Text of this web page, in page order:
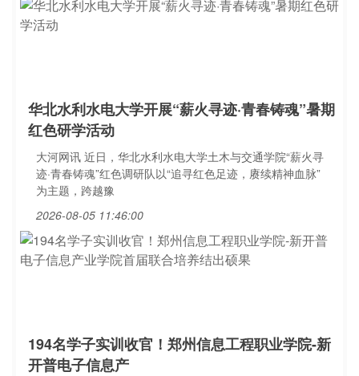
华北水利水电大学开展“薪火寻迹·青春铸魂”暑期
红色研学活动
大河网讯 近日，华北水利水电大学土木与交通学院“薪火寻
迹·青春铸魂”红色调研队以“追寻红色足迹，赓续精神血脉”
为主题，跨越豫
2026-08-05 11:46:00
194名学子实训收官！郑州信息工程职业学院-新
开普电子信息产